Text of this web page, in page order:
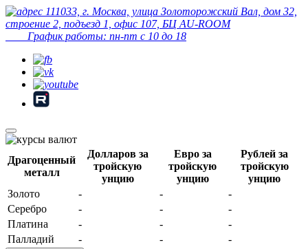
111033, г. Москва, улица Золоторожский Вал, дом 32,
строение 2, подъезд 1, офис 107, БЦ AU-ROOM
График работы: пн-пт с 10 до 18
Драгоценный
металл
Долларов за
тройскую
унцию
Евро за
тройскую
унцию
Рублей за
тройскую
унцию
Золото
- -
-
Серебро
- -
-
Платина
- -
-
Палладий
- - -